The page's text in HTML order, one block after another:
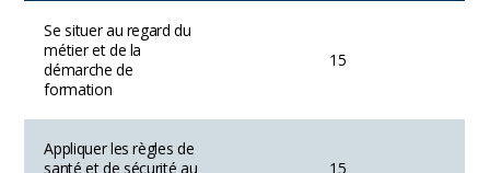
Se situer au regard du
métier et de la
démarche de
formation
15
Appliquer les règles de
santé et de sécurité au
15